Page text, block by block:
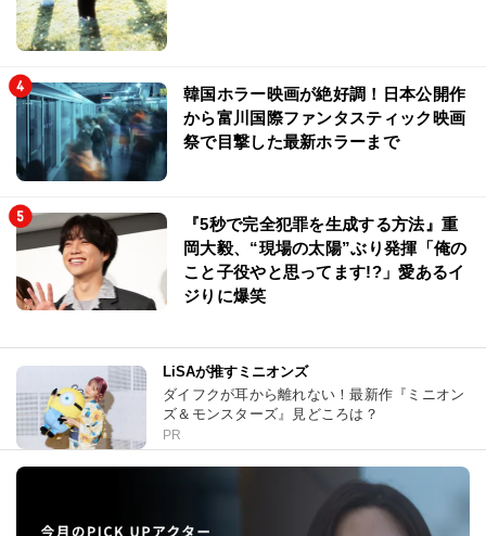
韓国ホラー映画が絶好調！日本公開作
から富川国際ファンタスティック映画
祭で目撃した最新ホラーまで
『5秒で完全犯罪を生成する方法』重
岡大毅、“現場の太陽”ぶり発揮「俺の
こと子役やと思ってます!?」愛あるイ
ジりに爆笑
LiSAが推すミニオンズ
ダイフクが耳から離れない！最新作『ミニオン
ズ＆モンスターズ』見どころは？
PR